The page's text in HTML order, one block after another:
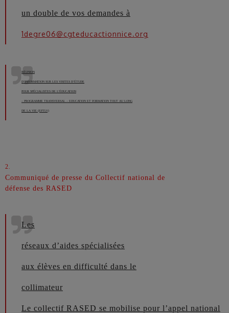
un double de vos demandes à
1degre06@cgteducactionnice.org
RÉUNION
D’INFORMATION SUR LES VISITES D’ÉTUDE
POUR SPÉCIALISTES DE L’ÉDUCATION
– PROGRAMME TRANSVERSAL – EDUCATION ET FORMATION TOUT AU LONG
DE LA VIE (EFTLV)
2
Communiqué de presse du Collectif national de
défense des RASED
Les
réseaux d’aides spécialisées
aux élèves en difficulté dans le
collimateur
Le collectif RASED se mobilise pour l’appel national